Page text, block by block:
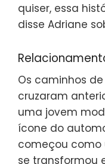
quiser, essa
disse Adriane
Os caminhos
cruzaram
uma jovem
ícone do
começou como
se transformou